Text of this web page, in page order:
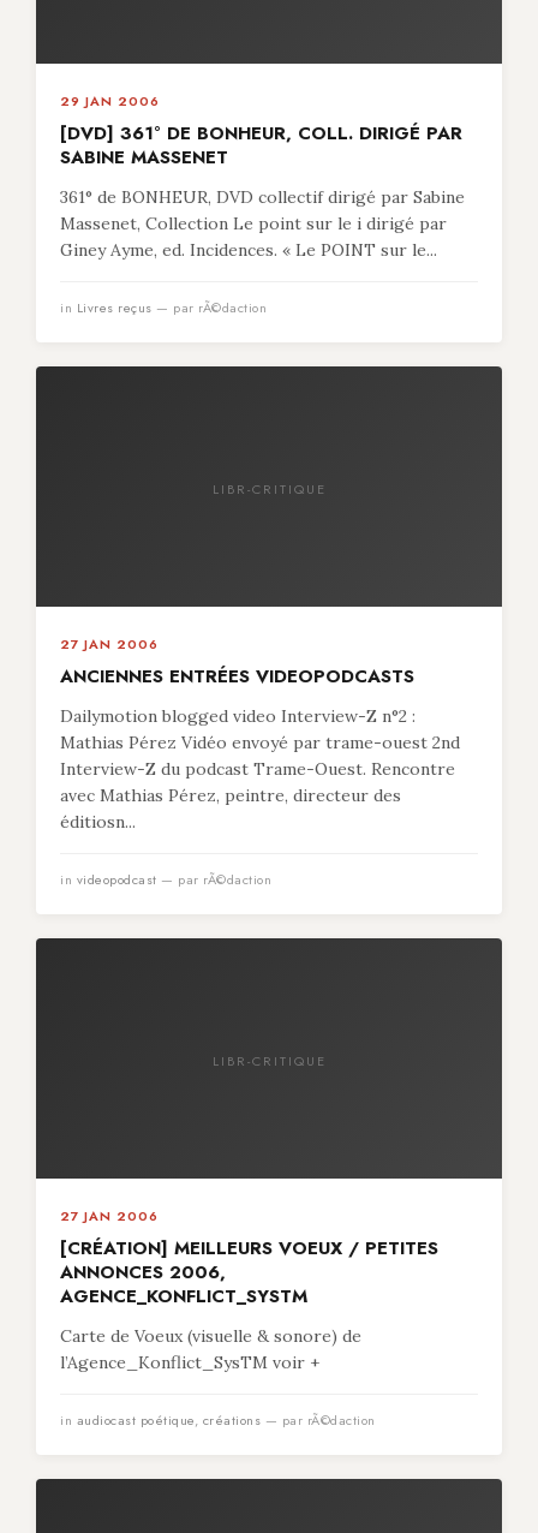
29 JAN 2006
[DVD] 361° DE BONHEUR, COLL. DIRIGÉ PAR
SABINE MASSENET
361° de BONHEUR, DVD collectif dirigé par Sabine
Massenet, Collection Le point sur le i dirigé par
Giney Ayme, ed. Incidences. « Le POINT sur le...
in Livres reçus — par rÃ©daction
LIBR-CRITIQUE
27 JAN 2006
ANCIENNES ENTRÉES VIDEOPODCASTS
Dailymotion blogged video Interview-Z n°2 :
Mathias Pérez Vidéo envoyé par trame-ouest 2nd
Interview-Z du podcast Trame-Ouest. Rencontre
avec Mathias Pérez, peintre, directeur des
éditiosn...
in videopodcast — par rÃ©daction
LIBR-CRITIQUE
27 JAN 2006
[CRÉATION] MEILLEURS VOEUX / PETITES
ANNONCES 2006,
AGENCE_KONFLICT_SYSTM
Carte de Voeux (visuelle & sonore) de
l’Agence_Konflict_SysTM voir +
in audiocast poétique, créations — par rÃ©daction